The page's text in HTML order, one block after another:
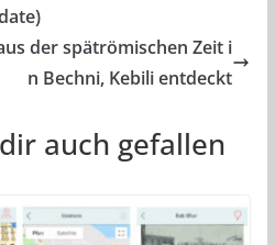
der spätrömischen Zeit i
n Bechni, Kebili entdeckt
auch gefallen